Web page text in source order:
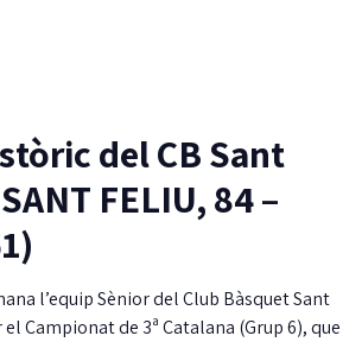
del CB Sant
FELIU, 84 –
l’equip Sènior del Club Bàsquet Sant
Campionat de 3ª Catalana (Grup 6), que